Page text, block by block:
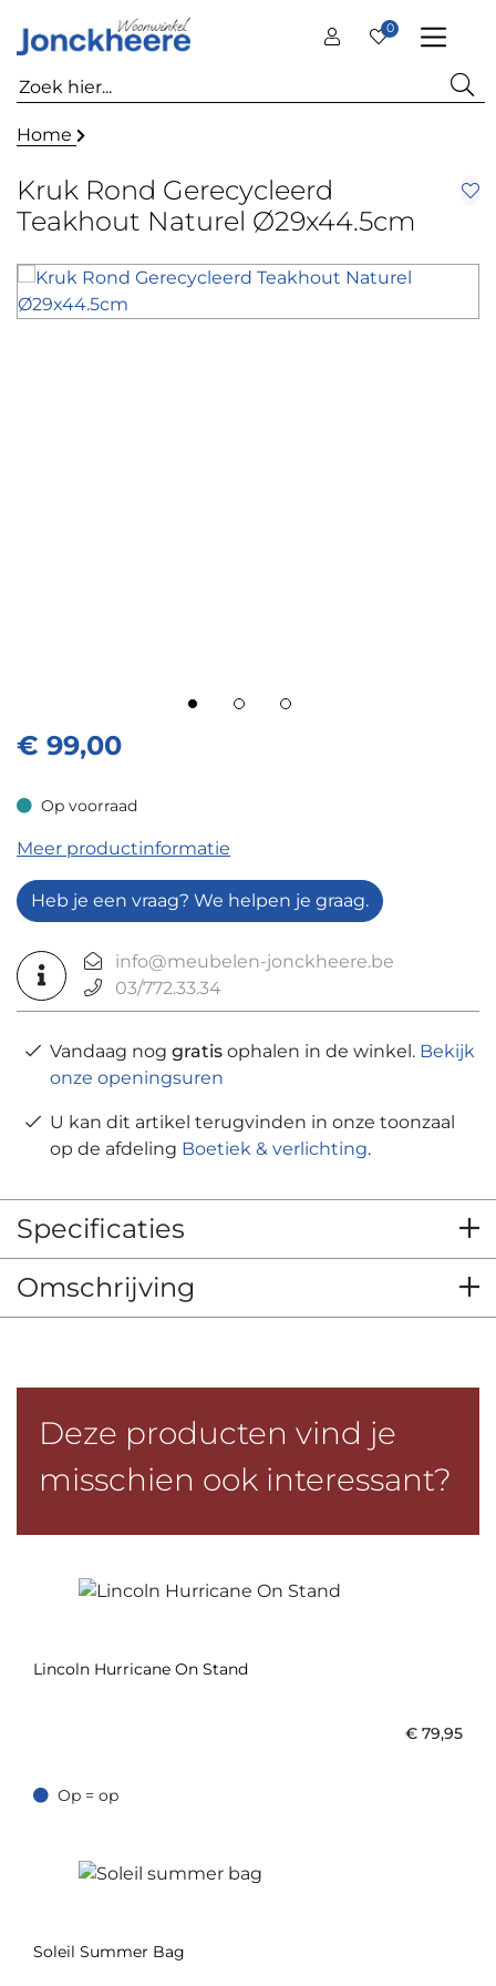
0
Home
Kruk Rond Gerecycleerd
Teakhout Naturel Ø29x44.5cm
€ 99,00
Op voorraad
Op voorraad
Meer productinformatie
Heb je een vraag? We helpen je graag.
info@meubelen-jonckheere.be
03/772.33.34
Vandaag nog gratis ophalen in de winkel. Bekijk
onze openingsuren
U kan dit artikel terugvinden in onze toonzaal
op de afdeling Boetiek & verlichting.
Specificaties
Omschrijving
Deze producten vind je
misschien ook interessant?
Lincoln Hurricane On Stand
€ 79,95
Op = op
Op = op
Soleil Summer Bag